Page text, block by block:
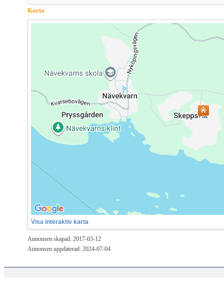
Karta
Visa interaktiv karta
Annonsen skapad: 2017-03-12
Annonsen uppdaterad: 2024-07-04